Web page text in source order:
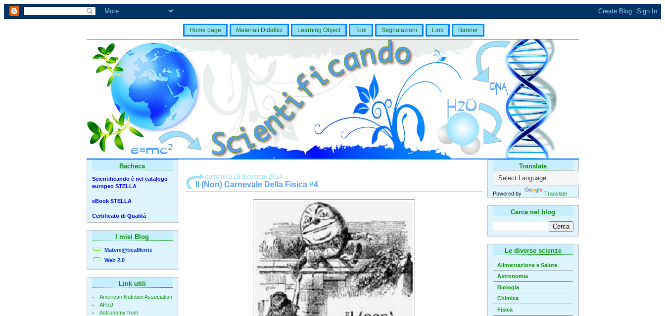
Home page Materiali Didattici Learning Object Tool Segnalazioni Link Banner
Translate
Powered by Translate
Cerca nel blog
Le diverse scienze
Alimentazione e Salute
Astronomia
Biologia
Chimica
Fisica
domenica 28 dicembre 2014
Il (Non) Carnevale Della Fisica #4
Bacheca
Scientificando è nel catalogo
europeo STELLA
eBook STELLA
Certificato di Qualità
I miei Blog
Matem@ticaMente
Web 2.0
Link utili
American Nutrition Association
APoD
Astronomy from